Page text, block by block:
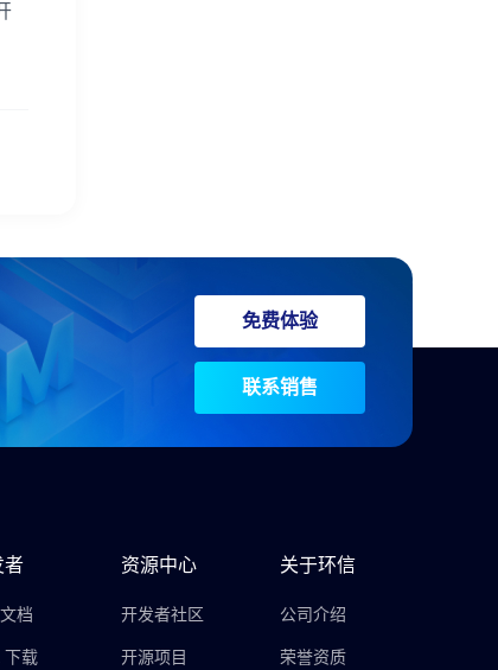
免费体验
联系销售
者
档
下载
资源中心
开发者社区
开源项目
关于环信
公司介绍
荣誉资质